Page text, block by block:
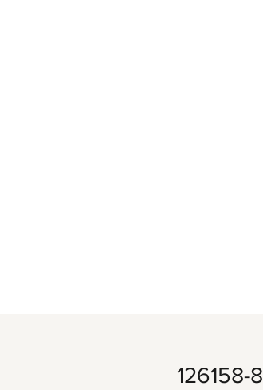
126158-8